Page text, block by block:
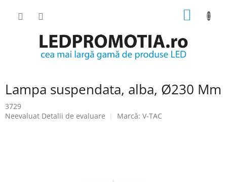
COŞ
Lampa suspendata, alba, Ø230 Mm
3729
Evaluarea
Neevaluat Detalii de evaluare Marcă: V-TAC